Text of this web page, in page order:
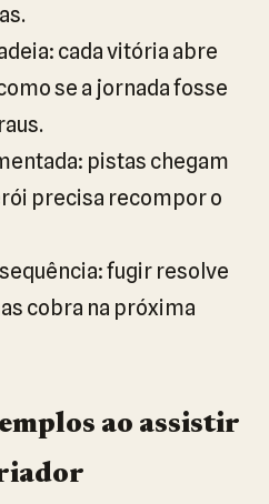
cada vitória abre
se a jornada fosse
pistas chegam
precisa recompor o
fugir resolve
cobra na próxima
ao assistir